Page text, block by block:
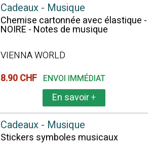
Cadeaux - Musique
Chemise cartonnée avec élastique -
NOIRE - Notes de musique
VIENNA WORLD
8.90 CHF ENVOI IMMÉDIAT
En savoir+
Cadeaux - Musique
Stickers symboles musicaux